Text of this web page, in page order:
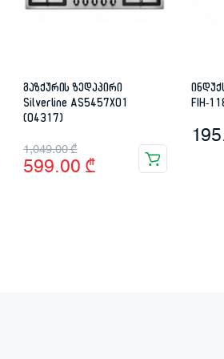
გაზქურის ზედაპირი
Silverline AS5457X01
(04317)
1,049.00₾
Original
price
599.00 ₾
Current
price
FIH-